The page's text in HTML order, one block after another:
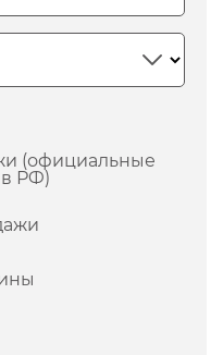
(официальные
РФ)